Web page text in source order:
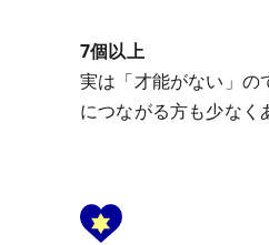
7個以上
実は「才能がない」の
につながる方も少なく